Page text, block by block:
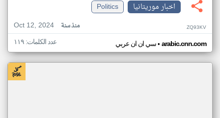
اخبار موريتانيا
Politics
Oct 12, 2024
منذ سنة ZQ93KV
سي ان ان عربي• arabic.cnn.com عدد الكلمات: ١١٩